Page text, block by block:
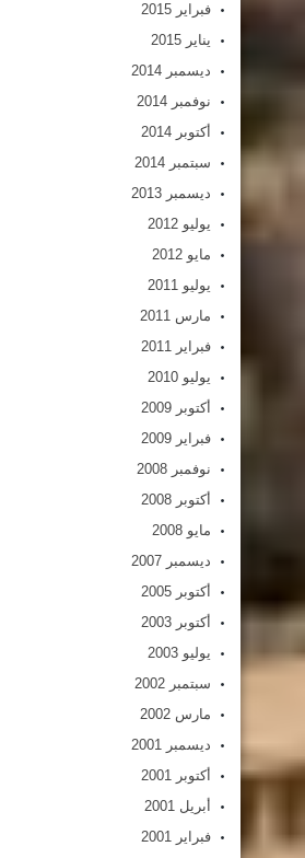
فبراير 2015
يناير 2015
ديسمبر 2014
نوفمبر 2014
أكتوبر 2014
سبتمبر 2014
ديسمبر 2013
يوليو 2012
مايو 2012
يوليو 2011
مارس 2011
فبراير 2011
يوليو 2010
أكتوبر 2009
فبراير 2009
نوفمبر 2008
أكتوبر 2008
مايو 2008
ديسمبر 2007
أكتوبر 2005
أكتوبر 2003
يوليو 2003
سبتمبر 2002
مارس 2002
ديسمبر 2001
أكتوبر 2001
أبريل 2001
فبراير 2001